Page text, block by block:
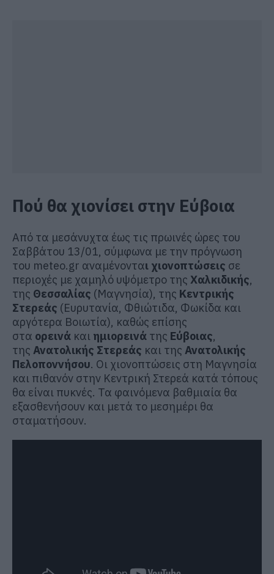
Πού θα χιονίσει στην Εύβοια
Από τα μεσάνυχτα έως τις πρωινές ώρες του
Σαββάτου 13/01, σύμφωνα με την πρόγνωση
του meteo.gr αναμένονται χιονοπτώσεις σε
περιοχές με χαμηλό υψόμετρο της Χαλκιδικής,
της Θεσσαλίας (Μαγνησία), της Κεντρικής
Στερεάς (Ευρυτανία, Φθιώτιδα, Φωκίδα και
αργότερα Βοιωτία), καθώς επίσης
στα ορεινά και ημιορεινά της Εύβοιας,
της Ανατολικής Στερεάς και της Ανατολικής
Πελοποννήσου. Οι χιονοπτώσεις στη Μαγνησία
και πιθανόν στην Κεντρική Στερεά κατά τόπους
θα είναι πυκνές. Τα φαινόμενα βαθμιαία θα
εξασθενήσουν και μετά το μεσημέρι θα
σταματήσουν.